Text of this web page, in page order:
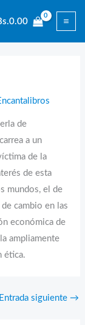
0.00
de
a un
de la
de esta
mundos, el de
cambio en las
económica de
ampliamente
ética.
Entrada siguiente →